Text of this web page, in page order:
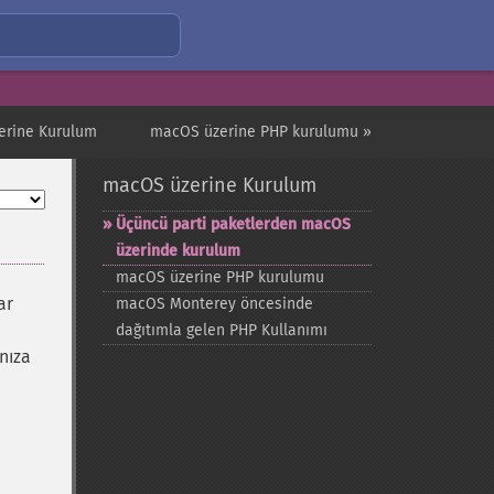
macOS üzerine PHP kurulumu »
Kurulum
macOS üzerine Kurulum
Üçüncü parti paketlerden macOS
üzerinde kurulum
macOS üzerine PHP kurulumu
macOS Monterey öncesinde
dağıtımla gelen PHP Kullanımı